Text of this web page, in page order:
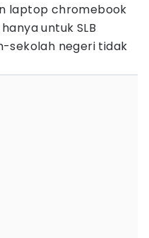
laptop chromebook
untuk SLB
sekolah negeri tidak